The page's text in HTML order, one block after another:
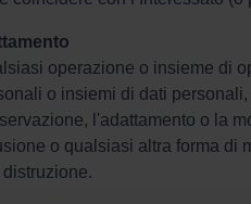
operazione o insieme di
o insiemi di dati
l'adattamento o la
o qualsiasi altra forma di
distruzione.